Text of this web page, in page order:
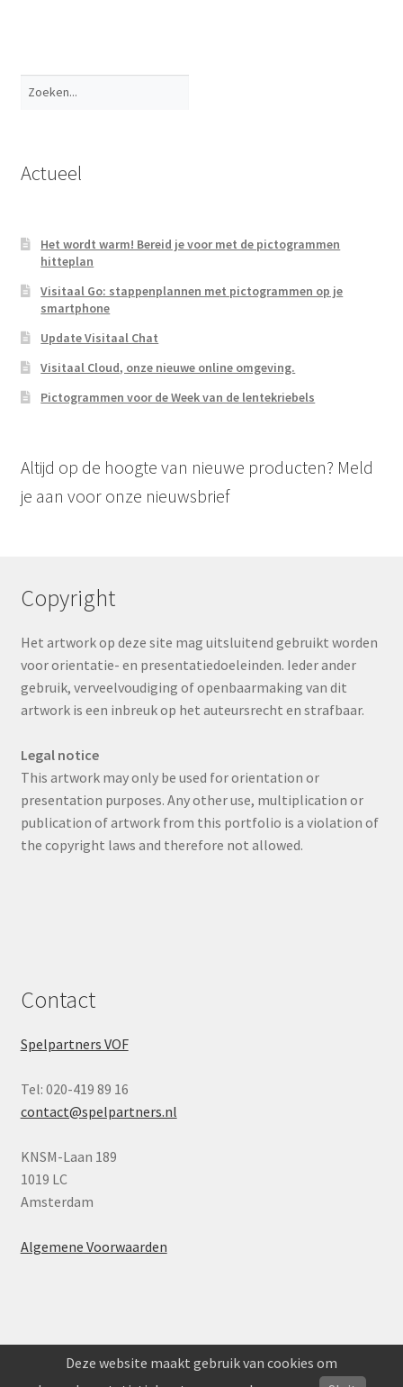
Zoeken
Actueel
Het wordt warm! Bereid je voor met de pictogrammen
hitteplan
Visitaal Go: stappenplannen met pictogrammen op je
smartphone
Update Visitaal Chat
Visitaal Cloud, onze nieuwe online omgeving.
Pictogrammen voor de Week van de lentekriebels
Altijd op de hoogte van nieuwe producten? Meld
je aan voor onze nieuwsbrief
Copyright
Het artwork op deze site mag uitsluitend gebruikt worden
voor orientatie- en presentatiedoeleinden. Ieder ander
gebruik, verveelvoudiging of openbaarmaking van dit
artwork is een inbreuk op het auteursrecht en strafbaar.
Legal notice
This artwork may only be used for orientation or
presentation purposes. Any other use, multiplication or
publication of artwork from this portfolio is a violation of
the copyright laws and therefore not allowed.
Contact
Spelpartners VOF
Tel: 020-419 89 16
contact@spelpartners.nl
KNSM-Laan 189
1019 LC
Amsterdam
Algemene Voorwaarden
Deze website maakt gebruik van cookies om